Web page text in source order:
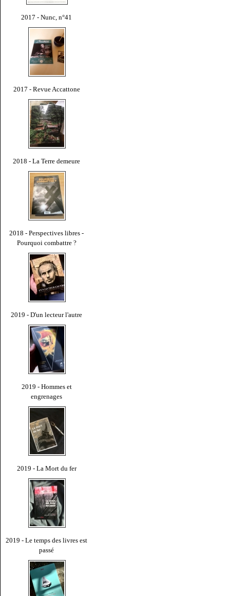
2017 - Nunc, n°41
2017 - Revue Accattone
2018 - La Terre demeure
2018 - Perspectives libres -
Pourquoi combattre ?
2019 - D'un lecteur l'autre
2019 - Hommes et
engrenages
2019 - La Mort du fer
2019 - Le temps des livres est
passé